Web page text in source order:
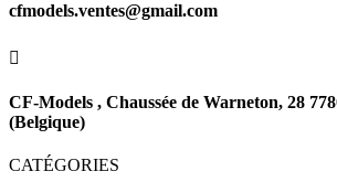
cfmodels.ventes@gmail.com

CF-Models , Chaussée de Warneton, 28
(Belgique)
CATÉGORIES